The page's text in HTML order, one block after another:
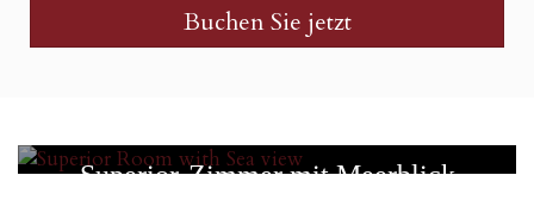
Buchen Sie jetzt
Superior-Zimmer mit Meerblick